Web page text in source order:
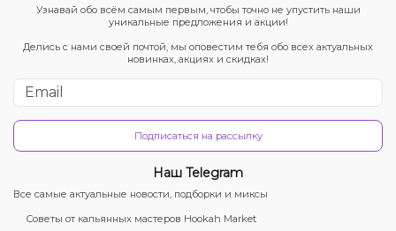
Узнавай обо всём самым первым, чтобы точно не упустить наши
уникальные предложения и акции!
Делись с нами своей почтой, мы оповестим тебя обо всех актуальных
новинках, акциях и скидках!
Подписаться на рассылку
Наш Telegram
Все самые актуальные новости, подборки и миксы
Советы от кальянных мастеров Hookah Market